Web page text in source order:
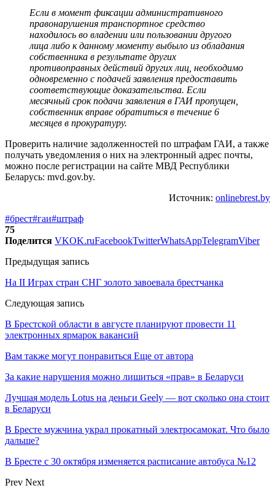
Если в момент фиксации административного
правонарушения транспортное средство
находилось во владении или пользовании другого
лица либо к данному моменту выбыло из обладания
собственника в результате других
противоправных действий других лиц, необходимо
одновременно с подачей заявления предоставить
соответствующие доказательства. Если
месячный срок подачи заявления в ГАИ пропущен,
собственник вправе обратиться в течение 6
месяцев в прокуратуру.
Проверить наличие задолженностей по штрафам ГАИ, а также
получать уведомления о них на электронный адрес почты,
можно после регистрации на сайте МВД Республики
Беларусь: mvd.gov.by.
Источник: onlinebrest.by
#брест#гаи#штраф
75
Поделится VKOK.ruFacebookTwitterWhatsAppTelegramViber
Предыдущая запись
На II Играх стран СНГ золото завоевала брестчанка
Следующая запись
В Брестской области в августе планируют провести 11
электронных ярмарок вакансий
Вам также могут понравиться Еще от автора
За какие нарушения можно лишиться «прав» в Беларуси
Лучшая модель Lotus на деньги Geely — вот сколько она стоит
в Беларуси
В Бресте мужчина украл прокатный электросамокат. Что было
дальше?
В Бресте с 30 октября изменяется расписание автобуса №12
Prev Next